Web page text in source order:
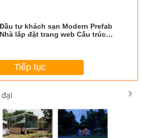
Đầu tư khách sạn Modern Prefab
Nhà lắp đặt trang web Cấu trúc
Tiếp tục